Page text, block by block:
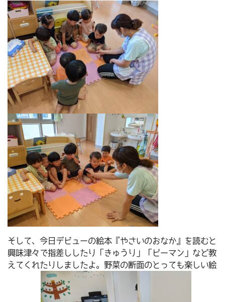
そして、今日デビューの絵本『やさいのおなか』を読むと
興味津々で指差ししたり「きゅうり」「ピーマン」など教
えてくれたりしましたよ。野菜の断面のとっても楽しい絵